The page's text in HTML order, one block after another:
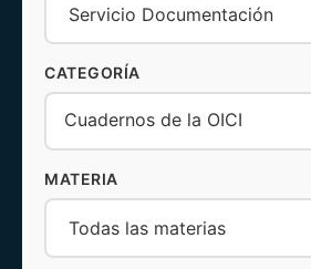
CATEGORÍA
Cuadernos de la OICI
MATERIA